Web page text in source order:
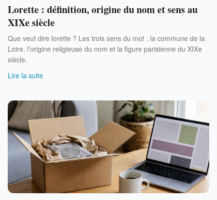
Lorette : définition, origine du nom et sens au
XIXe siècle
Que veut dire lorette ? Les trois sens du mot : la commune de la
Loire, l'origine religieuse du nom et la figure parisienne du XIXe
siècle.
Lire la suite